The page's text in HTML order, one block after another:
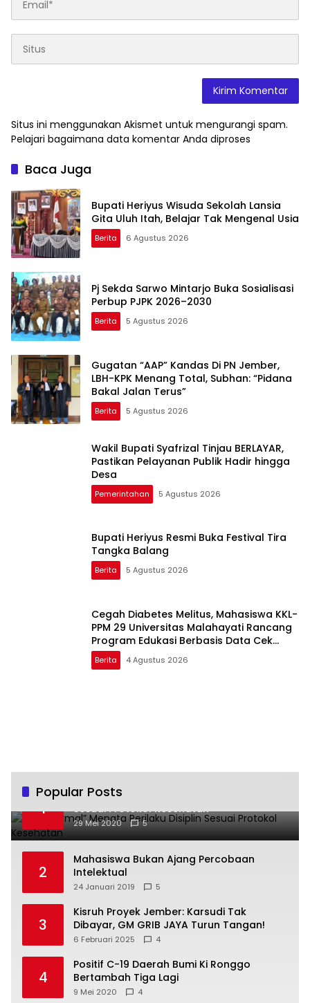
Situs ini menggunakan Akismet untuk mengurangi spam.
Pelajari bagaimana data komentar Anda diproses
Baca Juga
Bupati Heriyus Wisuda Sekolah Lansia
Gita Uluh Itah, Belajar Tak Mengenal Usia
Berita 6 Agustus 2026
Pj Sekda Sarwo Mintarjo Buka Sosialisasi
Perbup PJPK 2026–2030
Berita 5 Agustus 2026
Gugatan “AAP” Kandas Di PN Jember,
LBH-KPK Menang Total, Subhan: “Pidana
Bakal Jalan Terus”
Berita 5 Agustus 2026
Wakil Bupati Syafrizal Tinjau BERLAYAR,
Pastikan Pelayanan Publik Hadir hingga
Desa
Pemerintahan 5 Agustus 2026
Bupati Heriyus Resmi Buka Festival Tira
Tangka Balang
Berita 5 Agustus 2026
Cegah Diabetes Melitus, Mahasiswa KKL-
PPM 29 Universitas Malahayati Rancang
Program Edukasi Berbasis Data Cek
Kesehatan Gratis di RW 06 Kelurahan
Banjarsari
Berita 4 Agustus 2026
Popular Posts
1
“New Normal” Menata Perilaku Disiplin
Sesuai Protokol Kesehatan
29 Mei 2020 5
2
Mahasiswa Bukan Ajang Percobaan
Intelektual
24 Januari 2019 5
3
Kisruh Proyek Jember: Karsudi Tak
Dibayar, GM GRIB JAYA Turun Tangan!
6 Februari 2025 4
4
Positif C-19 Daerah Bumi Ki Ronggo
Bertambah Tiga Lagi
9 Mei 2020 4